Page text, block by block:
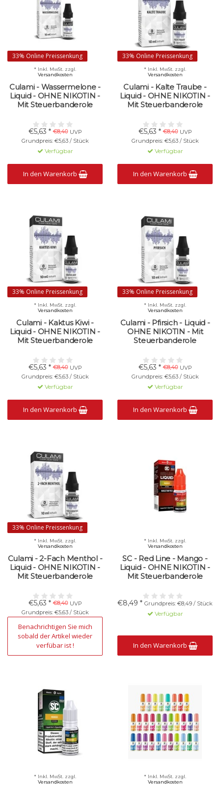
33% Online Preissenkung
Culami - Wassermelone -
Liquid - OHNE NIKOTIN -
Mit Steuerbanderole
€5,63 * €8,40 UVP
Grundpreis: €5,63 / Stück
* Inkl. MwSt. zzgl.
Versandkosten
Verfügbar
In den Warenkorb
33% Online Preissenkung
Culami - Kalte Traube -
Liquid - OHNE NIKOTIN -
Mit Steuerbanderole
€5,63 * €8,40 UVP
Grundpreis: €5,63 / Stück
* Inkl. MwSt. zzgl.
Versandkosten
Verfügbar
In den Warenkorb
33% Online Preissenkung
Culami - Kaktus Kiwi -
Liquid - OHNE NIKOTIN -
Mit Steuerbanderole
€5,63 * €8,40 UVP
Grundpreis: €5,63 / Stück
* Inkl. MwSt. zzgl.
Versandkosten
Verfügbar
In den Warenkorb
33% Online Preissenkung
Culami - Pfirsich - Liquid -
OHNE NIKOTIN - Mit
Steuerbanderole
€5,63 * €8,40 UVP
Grundpreis: €5,63 / Stück
* Inkl. MwSt. zzgl.
Versandkosten
Verfügbar
In den Warenkorb
33% Online Preissenkung
Culami - 2-Fach Menthol -
Liquid - OHNE NIKOTIN -
Mit Steuerbanderole
€5,63 * €8,40 UVP
Grundpreis: €5,63 / Stück
* Inkl. MwSt. zzgl.
Versandkosten
Nicht verfügbar
Benachrichtigen Sie mich
sobald der Artikel wieder
verfübar ist !
SC - Red Line - Mango -
Liquid - OHNE NIKOTIN -
Mit Steuerbanderole
€8,49 * Grundpreis: €8,49 / Stück
* Inkl. MwSt. zzgl.
Versandkosten
Verfügbar
In den Warenkorb
* Inkl. MwSt. zzgl.
Versandkosten
* Inkl. MwSt. zzgl.
Versandkosten